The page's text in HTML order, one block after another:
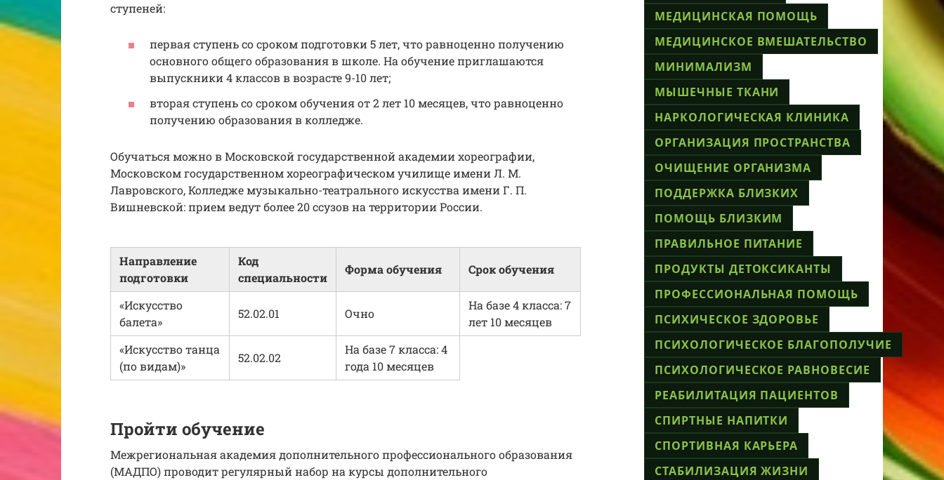
ступеней:
первая ступень со сроком подготовки 5 лет, что равноценно получению
основного общего образования в школе. На обучение приглашаются
выпускники 4 классов в возрасте 9-10 лет;
вторая ступень со сроком обучения от 2 лет 10 месяцев, что равноценно
получению образования в колледже.
Обучаться можно в Московской государственной академии хореографии,
Московском государственном хореографическом училище имени Л. М.
Лавровского, Колледже музыкально-театрального искусства имени Г. П.
Вишневской: прием ведут более 20 ссузов на территории России.
Направление
подготовки
Код
специальности
Форма обучения Срок обучения
«Искусство
балета»
52.02.01 Очно
На базе 4 класса: 7
лет 10 месяцев
«Искусство танца
(по видам)»
52.02.02
На базе 7 класса: 4
года 10 месяцев
Пройти обучение
Межрегиональная академия дополнительного профессионального образования
(МАДПО) проводит регулярный набор на курсы дополнительного
МЕДИЦИНСКАЯ ПОМОЩЬ
МЕДИЦИНСКОЕ ВМЕШАТЕЛЬСТВО
МИНИМАЛИЗМ
МЫШЕЧНЫЕ ТКАНИ
НАРКОЛОГИЧЕСКАЯ КЛИНИКА
ОРГАНИЗАЦИЯ ПРОСТРАНСТВА
ОЧИЩЕНИЕ ОРГАНИЗМА
ПОДДЕРЖКА БЛИЗКИХ
ПОМОЩЬ БЛИЗКИМ
ПРАВИЛЬНОЕ ПИТАНИЕ
ПРОДУКТЫ ДЕТОКСИКАНТЫ
ПРОФЕССИОНАЛЬНАЯ ПОМОЩЬ
ПСИХИЧЕСКОЕ ЗДОРОВЬЕ
ПСИХОЛОГИЧЕСКОЕ БЛАГОПОЛУЧИЕ
ПСИХОЛОГИЧЕСКОЕ РАВНОВЕСИЕ
РЕАБИЛИТАЦИЯ ПАЦИЕНТОВ
СПИРТНЫЕ НАПИТКИ
СПОРТИВНАЯ КАРЬЕРА
СТАБИЛИЗАЦИЯ ЖИЗНИ